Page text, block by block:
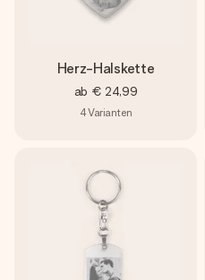
Herz-Halskette
ab € 24,99
4Varianten